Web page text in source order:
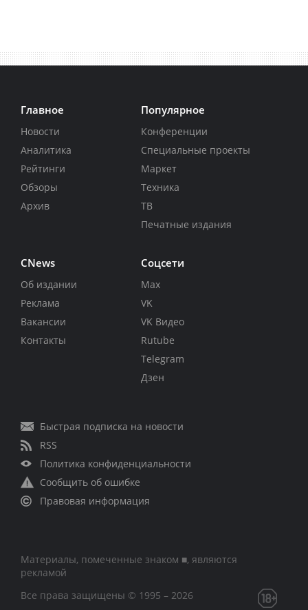
Главное
Новости
Аналитика
Рейтинги
Обзоры
Архив
Популярное
Конференции
Специальные проекты
Маркет
Техника
ТВ
Печатные издания
CNews
Об издании
Реклама
Вакансии
Контакты
Соцсети
Max
VK
VK Видео
Rutube
Telegram
Дзен
Быстрая подписка на новости
RSS
Политика конфиденциальности
Сообщить об ошибке
Правовая информация
Материалы, помеченные знаком ■, являются
рекламой
Все права защищены © 1995 – 2026